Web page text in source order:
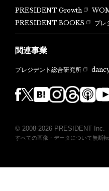
PRESIDENT Growth
PRESIDENT BOOKS
プ
関連事業
プレジデント総合研究所
© 2008-2026 PRESIDENT Inc.
すべての画像・データについて無断